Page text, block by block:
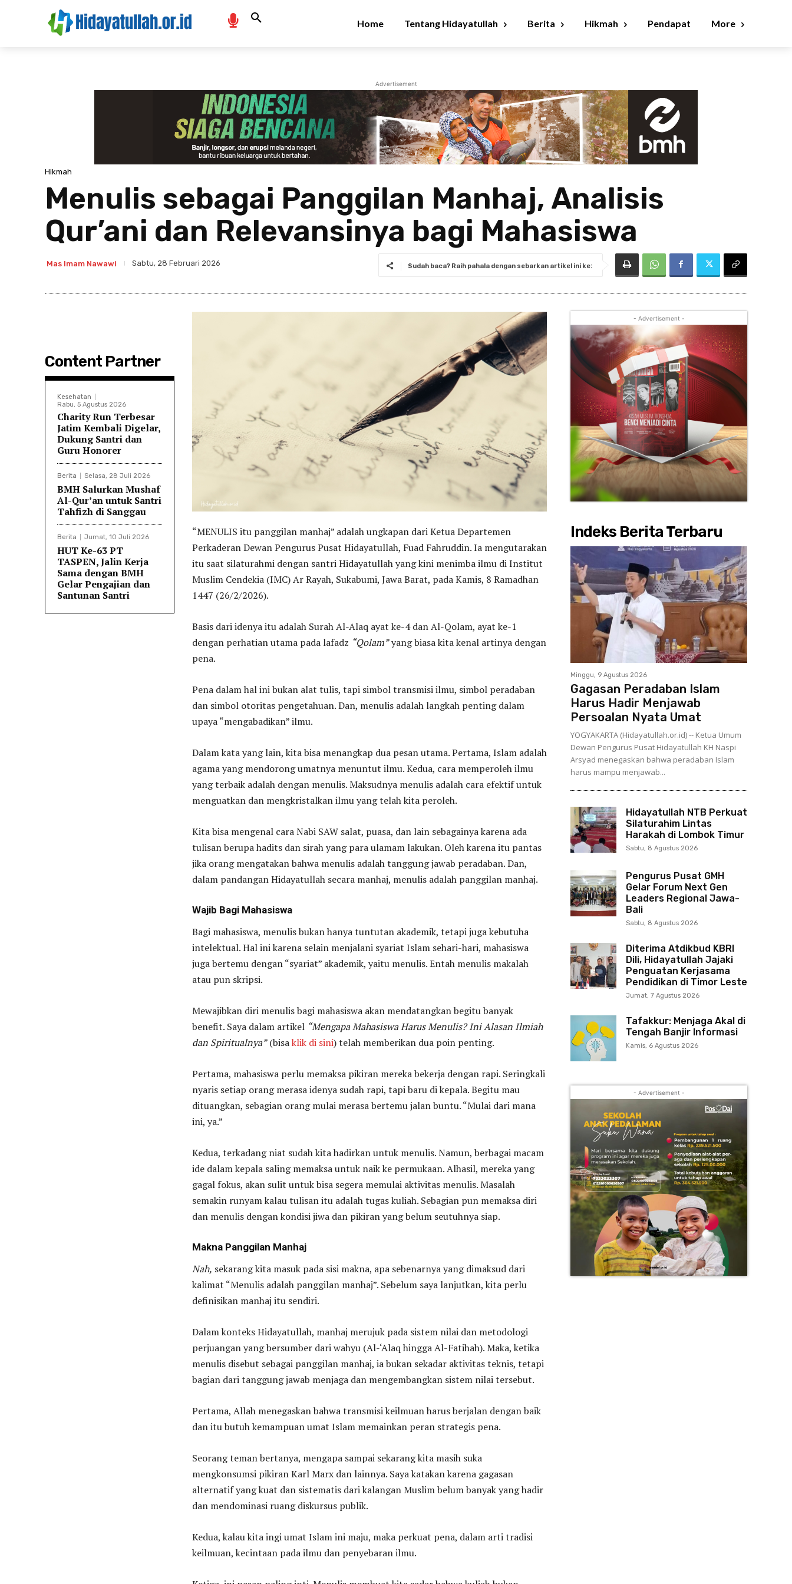
Home Tentang Hidayatullah Berita Hikmah Pendapat More
Advertisement
Hikmah
Menulis sebagai Panggilan Manhaj, Analisis
Qur’ani dan Relevansinya bagi Mahasiswa
Mas Imam Nawawi Sabtu, 28 Februari 2026 Sudah baca? Raih pahala dengan sebarkan artikel ini ke:
Content Partner
Kesehatan
Rabu, 5 Agustus 2026
Charity Run Terbesar
Jatim Kembali Digelar,
Dukung Santri dan
Guru Honorer
Berita Selasa, 28 Juli 2026
BMH Salurkan Mushaf
Al-Qur’an untuk Santri
Tahfizh di Sanggau
Berita Jumat, 10 Juli 2026
HUT Ke-63 PT
TASPEN, Jalin Kerja
Sama dengan BMH
Gelar Pengajian dan
Santunan Santri
“MENULIS itu panggilan manhaj” adalah ungkapan dari Ketua Departemen
Perkaderan Dewan Pengurus Pusat Hidayatullah, Fuad Fahruddin. Ia mengutarakan
itu saat silaturahmi dengan santri Hidayatullah yang kini menimba ilmu di Institut
Muslim Cendekia (IMC) Ar Rayah, Sukabumi, Jawa Barat, pada Kamis, 8 Ramadhan
1447 (26/2/2026).
Basis dari idenya itu adalah Surah Al-Alaq ayat ke-4 dan Al-Qolam, ayat ke-1
dengan perhatian utama pada lafadz “Qolam”yang biasa kita kenal artinya dengan
pena.
Pena dalam hal ini bukan alat tulis, tapi simbol transmisi ilmu, simbol peradaban
dan simbol otoritas pengetahuan. Dan, menulis adalah langkah penting dalam
upaya “mengabadikan” ilmu.
Dalam kata yang lain, kita bisa menangkap dua pesan utama. Pertama, Islam adalah
agama yang mendorong umatnya menuntut ilmu. Kedua, cara memperoleh ilmu
yang terbaik adalah dengan menulis. Maksudnya menulis adalah cara efektif untuk
menguatkan dan mengkristalkan ilmu yang telah kita peroleh.
Kita bisa mengenal cara Nabi SAW salat, puasa, dan lain sebagainya karena ada
tulisan berupa hadits dan sirah yang para ulamam lakukan. Oleh karena itu pantas
jika orang mengatakan bahwa menulis adalah tanggung jawab peradaban. Dan,
dalam pandangan Hidayatullah secara manhaj, menulis adalah panggilan manhaj.
Wajib Bagi Mahasiswa
Bagi mahasiswa, menulis bukan hanya tuntutan akademik, tetapi juga kebutuha
intelektual. Hal ini karena selain menjalani syariat Islam sehari-hari, mahasiswa
juga bertemu dengan “syariat” akademik, yaitu menulis. Entah menulis makalah
atau pun skripsi.
Mewajibkan diri menulis bagi mahasiswa akan mendatangkan begitu banyak
benefit. Saya dalam artikel “Mengapa Mahasiswa Harus Menulis? Ini Alasan Ilmiah
dan Spiritualnya”(bisaklik di sini) telah memberikan dua poin penting.
Pertama, mahasiswa perlu memaksa pikiran mereka bekerja dengan rapi. Seringkali
nyaris setiap orang merasa idenya sudah rapi, tapi baru di kepala. Begitu mau
dituangkan, sebagian orang mulai merasa bertemu jalan buntu. “Mulai dari mana
ini, ya.”
Kedua, terkadang niat sudah kita hadirkan untuk menulis. Namun, berbagai macam
ide dalam kepala saling memaksa untuk naik ke permukaan. Alhasil, mereka yang
gagal fokus, akan sulit untuk bisa segera memulai aktivitas menulis. Masalah
semakin runyam kalau tulisan itu adalah tugas kuliah. Sebagian pun memaksa diri
dan menulis dengan kondisi jiwa dan pikiran yang belum seutuhnya siap.
Makna Panggilan Manhaj
Nah, sekarang kita masuk pada sisi makna, apa sebenarnya yang dimaksud dari
kalimat “Menulis adalah panggilan manhaj”. Sebelum saya lanjutkan, kita perlu
definisikan manhaj itu sendiri.
Dalam konteks Hidayatullah, manhaj merujuk pada sistem nilai dan metodologi
perjuangan yang bersumber dari wahyu (Al-‘Alaq hingga Al-Fatihah). Maka, ketika
menulis disebut sebagai panggilan manhaj, ia bukan sekadar aktivitas teknis, tetapi
bagian dari tanggung jawab menjaga dan mengembangkan sistem nilai tersebut.
Pertama, Allah menegaskan bahwa transmisi keilmuan harus berjalan dengan baik
dan itu butuh kemampuan umat Islam memainkan peran strategis pena.
Seorang teman bertanya, mengapa sampai sekarang kita masih suka
mengkonsumsi pikiran Karl Marx dan lainnya. Saya katakan karena gagasan
alternatif yang kuat dan sistematis dari kalangan Muslim belum banyak yang hadir
dan mendominasi ruang diskursus publik.
Kedua, kalau kita ingi umat Islam ini maju, maka perkuat pena, dalam arti tradisi
keilmuan, kecintaan pada ilmu dan penyebaran ilmu.
- Advertisement -
Indeks Berita Terbaru
Minggu, 9 Agustus 2026
Gagasan Peradaban Islam
Harus Hadir Menjawab
Persoalan Nyata Umat
YOGYAKARTA (Hidayatullah.or.id) -- Ketua Umum
Dewan Pengurus Pusat Hidayatullah KH Naspi
Arsyad menegaskan bahwa peradaban Islam
harus mampu menjawab...
Hidayatullah NTB Perkuat
Silaturahim Lintas
Harakah di Lombok Timur
Sabtu, 8 Agustus 2026
Pengurus Pusat GMH
Gelar Forum Next Gen
Leaders Regional Jawa-
Bali
Sabtu, 8 Agustus 2026
Diterima Atdikbud KBRI
Dili, Hidayatullah Jajaki
Penguatan Kerjasama
Pendidikan di Timor Leste
Jumat, 7 Agustus 2026
Tafakkur: Menjaga Akal di
Tengah Banjir Informasi
Kamis, 6 Agustus 2026
- Advertisement -